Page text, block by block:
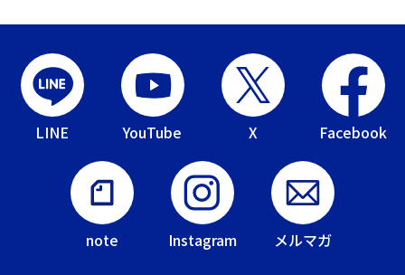
LINE YouTube X Facebook
note Instagram メルマガ